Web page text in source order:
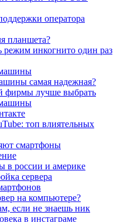
оператора
планшета?
режим инкогнито один раз
самая надежная?
фирмы лучше выбрать
топ влиятельных
смартфоны
в россии и америке
сервера
на компьютере?
если не знаешь ник
в инстаграме